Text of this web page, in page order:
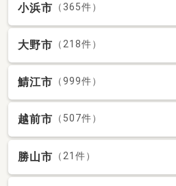
小浜市 （365件）
大野市 （218件）
鯖江市 （999件）
越前市 （507件）
勝山市 （21件）